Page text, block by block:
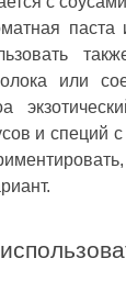
или
и специй